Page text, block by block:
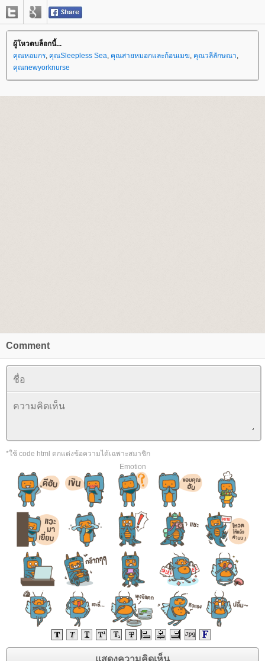
ผู้โหวตบล็อกนี้...
คุณหอมกร, คุณSleepless Sea, คุณสายหมอกและก้อนเมฆ, คุณวลีลักษณา,
คุณnewyorknurse
Comment
*ใช้ code html ตกแต่งข้อความได้เฉพาะสมาชิก
Emotion